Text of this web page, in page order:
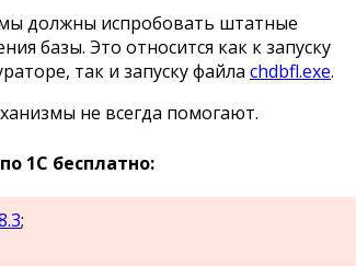
должны испробовать штатные
базы. Это относится как к запуску
так и запуску файла chdbfl.exe.
не всегда помогают.
1С бесплатно:
;